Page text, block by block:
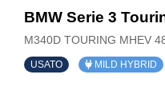
BMW Serie 3
M340D TOURING MHEV
USATO MILD HYBRID